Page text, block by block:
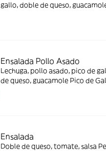
gallo, doble de queso,
Ensalada Pollo Asado
Lechuga, pollo asado, pico de
de queso, guacamole Pico de
Ensalada
Doble de queso, tomate, salsa